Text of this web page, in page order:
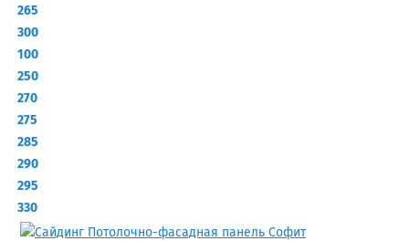
265
300
100
250
270
275
285
290
295
330